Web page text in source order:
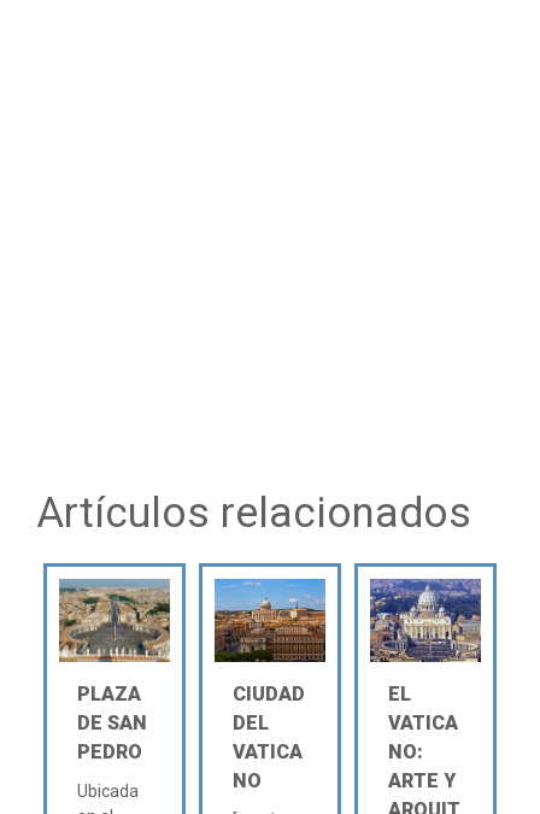
Artículos relacionados
PLAZA
DE SAN
PEDRO
Ubicada
CIUDAD
DEL
VATICA
NO
EL
VATICA
NO:
ARTE Y